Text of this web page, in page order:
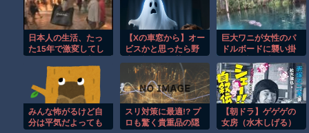
日本人の生活、たっ
た15年で激変してし
【Xの車窓から】オー
ビスかと思ったら野
か
巨大ワニが女性のパ
ドルボードに襲い掛
みんな怖がるけど自
分は平気だよっても
スリ対策に最適!? プ
ロも驚く貴重品の隠
【朝ドラ】ゲゲゲの
女房（水木しげる）